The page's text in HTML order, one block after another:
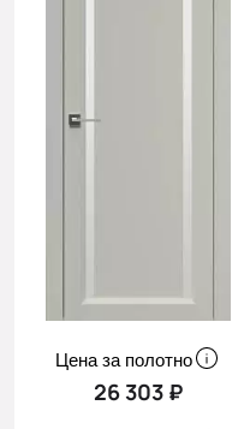
Цена за полотно
26 303 ₽